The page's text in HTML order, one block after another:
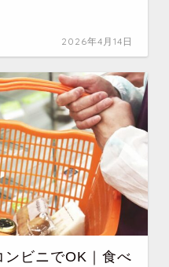
2026年4月14日
ンビニでOK｜食べ